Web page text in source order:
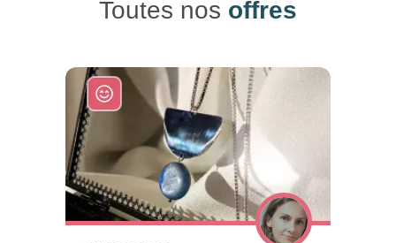
Toutes nos offres